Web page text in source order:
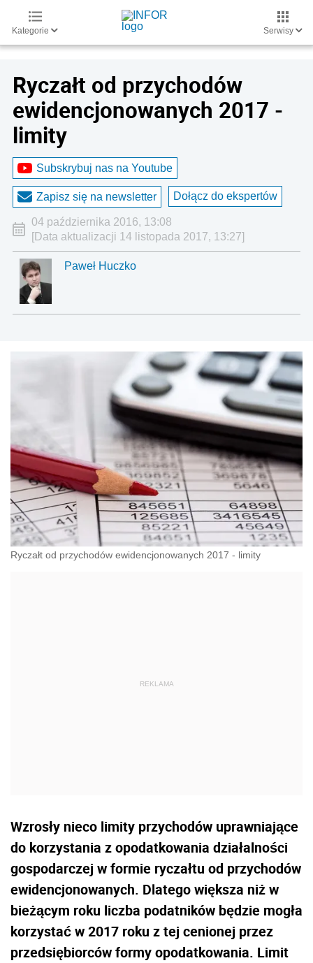
Kategorie Serwisy
Ryczałt od przychodów
ewidencjonowanych 2017 -
limity
Subskrybuj nas na Youtube
Zapisz się na newsletter Dołącz do ekspertów
04 października 2016, 13:08
[Data aktualizacji 14 listopada 2017, 13:27]
Paweł Huczko
Ryczałt od przychodów ewidencjonowanych 2017 - limity
Wzrosły nieco limity przychodów uprawniające
do korzystania z opodatkowania działalności
gospodarczej w formie ryczałtu od przychodów
ewidencjonowanych. Dlatego większa niż w
bieżącym roku liczba podatników będzie mogła
korzystać w 2017 roku z tej cenionej przez
przedsiębiorców formy opodatkowania. Limit